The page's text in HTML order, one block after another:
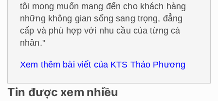
tôi mong muốn mang đến cho khách hàng
những không gian sống sang trọng, đẳng
cấp và phù hợp với nhu cầu của từng cá
nhân."
Xem thêm bài viết của KTS Thảo Phương
Tin được xem nhiều